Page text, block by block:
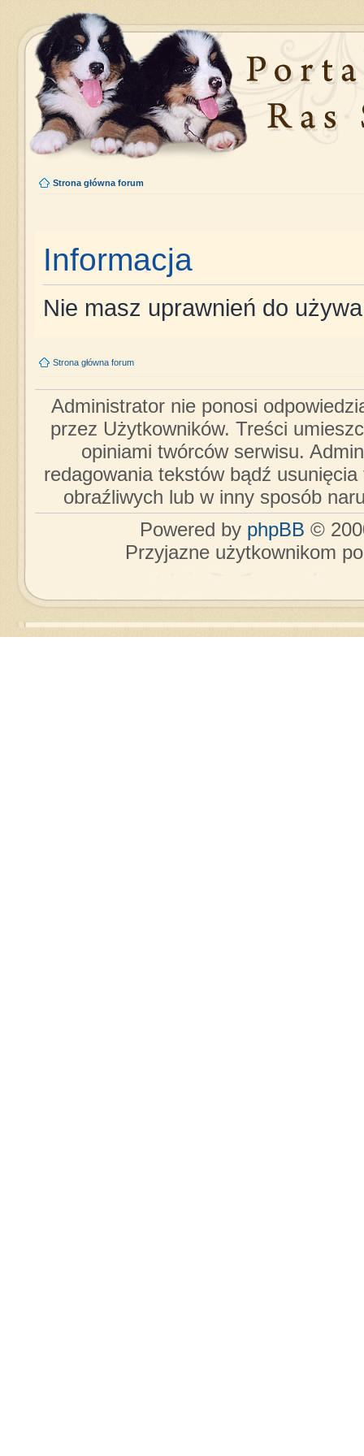
Strona główna forum
Informacja
Nie masz uprawnień do
Strona główna forum
Administrator nie ponosi
przez Użytkowników. Treści
opiniami twórców serwisu.
redagowania tekstów bądź
obraźliwych lub w inny sposób
Powered by phpBB ©
Przyjazne użytkownikom